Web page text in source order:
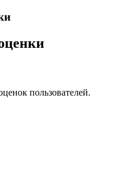
пользователей.